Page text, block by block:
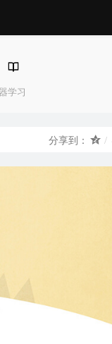
学习
分享到：